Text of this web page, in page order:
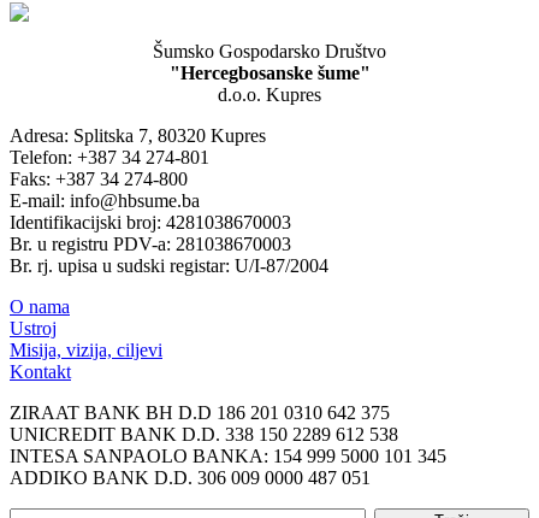
Šumsko Gospodarsko Društvo
"Hercegbosanske šume"
d.o.o. Kupres
Adresa: Splitska 7, 80320 Kupres
Telefon: +387 34 274-801
Faks: +387 34 274-800
E-mail: info@hbsume.ba
Identifikacijski broj: 4281038670003
Br. u registru PDV-a: 281038670003
Br. rj. upisa u sudski registar: U/I-87/2004
O nama
Ustroj
Misija, vizija, ciljevi
Kontakt
ZIRAAT BANK BH D.D 186 201 0310 642 375
UNICREDIT BANK D.D. 338 150 2289 612 538
INTESA SANPAOLO BANKA: 154 999 5000 101 345
ADDIKO BANK D.D. 306 009 0000 487 051